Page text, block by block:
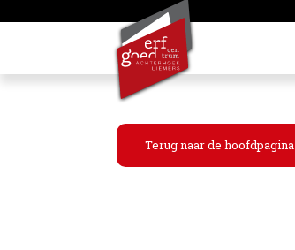
Terug naar de hoofdpagina